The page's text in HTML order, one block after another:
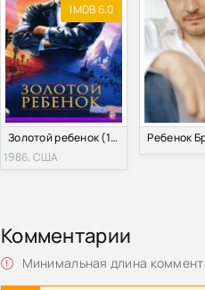
IMDB 6.0
Золотой ребенок (1986)
1986, США
Комментарии
Минимальная длина